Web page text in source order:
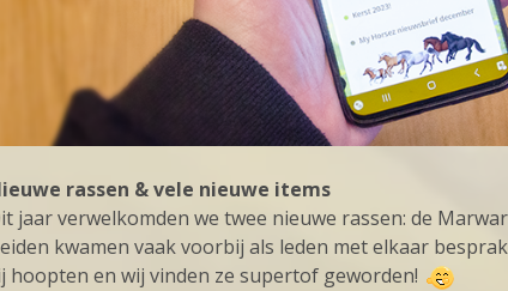
rassen & vele nieuwe items
jaar verwelkomden we twee nieuwe rassen: de
kwamen vaak voorbij als leden met elkaar
hoopten en wij vinden ze supertof geworden!